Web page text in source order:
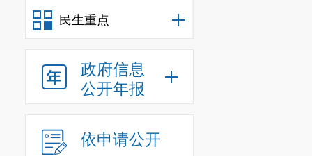
民生重点
政府信息
公开年报
依申请公开